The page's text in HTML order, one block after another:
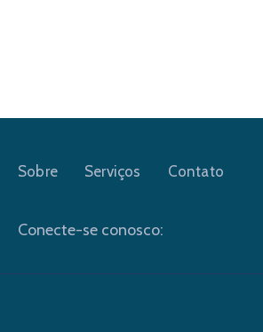
Sobre Serviços Contato
Conecte-se conosco: